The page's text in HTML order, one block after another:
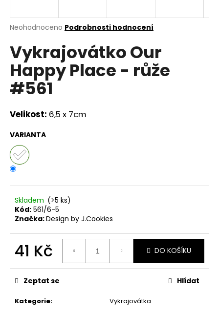
Průměrné
produktu
je
0,0
5
hvězdiček.
Neohodnoceno Podrobnosti hodnocení
Vykrajovátko Our
Happy Place - růže
#561
Velikost: 6,5 x 7cm
VARIANTA
Skladem (>5 ks)
Kód: 561/6-5
Značka:Design by J.Cookies
41 Kč
cena:
DO KOŠÍKU
Kategorie: Vykrajovátka
Zeptat se Hlídat
j
t
?
D
o
o
u
č
u
e
VYKRAJOVÁTKO